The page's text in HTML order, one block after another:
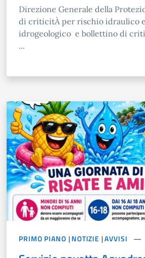
Direzione Generale della
di criticitÀ per rischio idraulico e
idrogeologico e bollettino di
...
PRIMO PIANO |NOTIZIE |AVVISI